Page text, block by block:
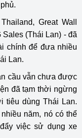
Great Wall
Sales (Thái Lan) - đã
chính để đưa nhiều
Lan.
cầu vẫn chưa được
đã tạm thời ngừng
tiêu dùng Thái Lan.
năm, nó có thể
việc sử dụng xe